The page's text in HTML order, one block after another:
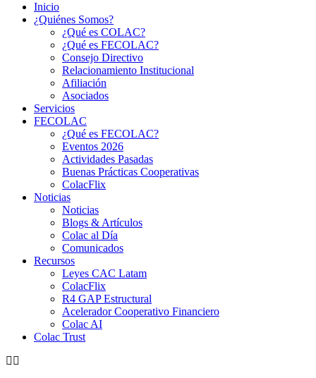
Inicio
¿Quiénes Somos?
¿Qué es COLAC?
¿Qué es FECOLAC?
Consejo Directivo
Relacionamiento Institucional
Afiliación
Asociados
Servicios
FECOLAC
¿Qué es FECOLAC?
Eventos 2026
Actividades Pasadas
Buenas Prácticas Cooperativas
ColacFlix
Noticias
Noticias
Blogs & Artículos
Colac al Día
Comunicados
Recursos
Leyes CAC Latam
ColacFlix
R4 GAP Estructural
Acelerador Cooperativo Financiero
Colac AI
Colac Trust